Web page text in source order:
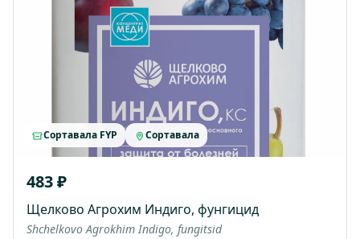
Сортавала FYP Сортавала
483 ₽
Щелково Агрохим Индиго, фунгицид
Shchelkovo Agrokhim Indigo, fungitsid